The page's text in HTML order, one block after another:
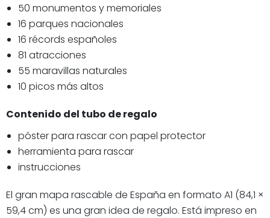
50 monumentos y memoriales
16 parques nacionales
16 récords españoles
81 atracciones
55 maravillas naturales
10 picos más altos
Contenido del tubo de regalo
póster para rascar con papel protector
herramienta para rascar
instrucciones
El gran mapa rascable de España en formato A1 (84,1 ×
59,4 cm) es una gran idea de regalo. Está impreso en